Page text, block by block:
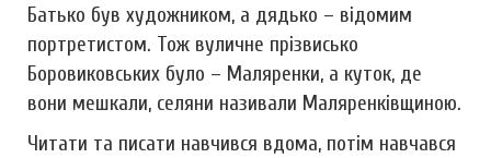
Батько був художником, а дядько – відомим
портретистом. Тож вуличне прізвисько
Боровиковських було – Маляренки, а куток, де
вони мешкали, селяни називали Маляренківщиною.
Читати та писати навчився вдома, потім навчався